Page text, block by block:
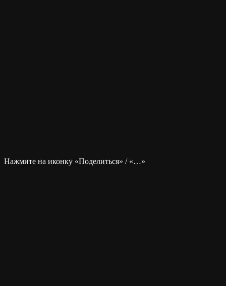
Нажмите на иконку «Поделиться» / «…»